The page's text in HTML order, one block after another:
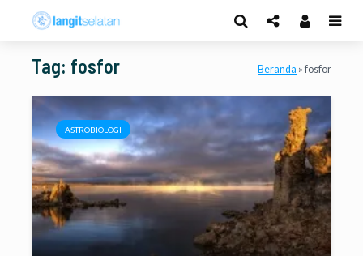
Tag: fosfor Beranda » fosfor
ASTROBIOLOGI